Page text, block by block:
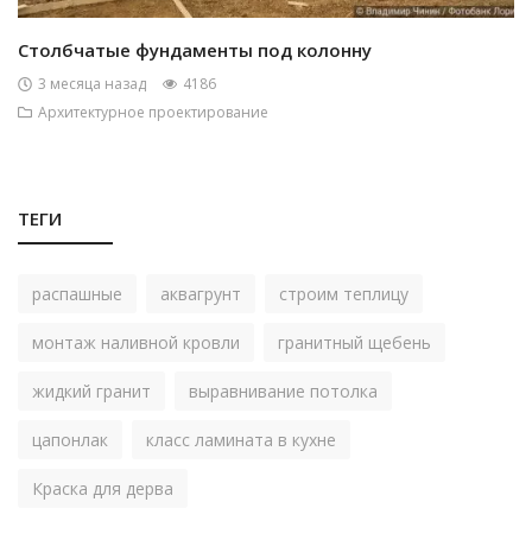
Столбчатые фундаменты под колонну
3 месяца назад
4186
Архитектурное проектирование
ТЕГИ
распашные аквагрунт строим теплицу
монтаж наливной кровли гранитный щебень
жидкий гранит выравнивание потолка
цапонлак класс ламината в кухне
Краска для дерва